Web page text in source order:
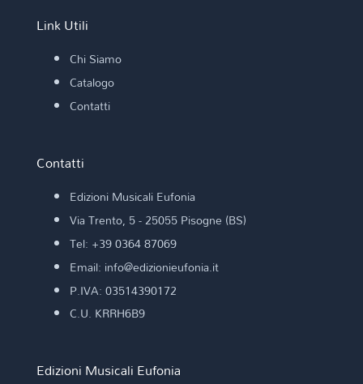
Link Utili
Chi Siamo
Catalogo
Contatti
Contatti
Edizioni Musicali Eufonia
Via Trento, 5 - 25055 Pisogne (BS)
Tel: +39 0364 87069
Email: info@edizionieufonia.it
P.IVA: 03514390172
C.U. KRRH6B9
Edizioni Musicali Eufonia